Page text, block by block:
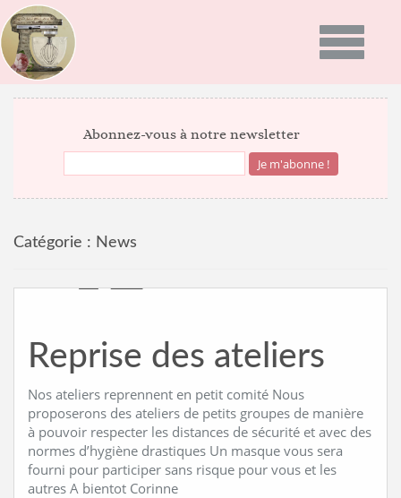
Toggle
PRÉSENTATION
PROGRAMMES
GALERIE PHOTO
ACTUALITÉS NEWS
INFOS DU MOMENT
BON CADEAU
CONTACT
Abonnez-vous à notre newsletter
Catégorie : News
Reprise des ateliers
Nos ateliers reprennent en petit comité Nous
proposerons des ateliers de petits groupes de manière
à pouvoir respecter les distances de sécurité et avec des
normes d’hygiène drastiques Un masque vous sera
fourni pour participer sans risque pour vous et les
autres A bientot Corinne